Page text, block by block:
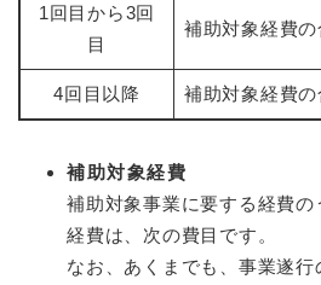
1回目から3回
目
補助対象経費
4回目以降 補助対象経費
補助対象経費
補助対象事業に要する経費の
経費は、次の費目です。
なお、あくまでも、事業遂